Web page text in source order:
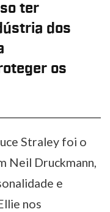
ter
dos
os
Straley foi o
Neil Druckmann,
e
nos